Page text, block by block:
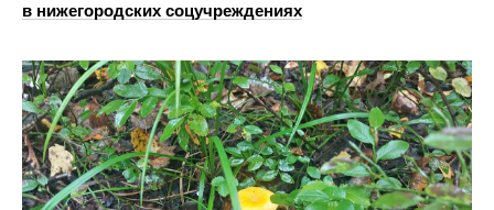
в нижегородских соцучреждениях